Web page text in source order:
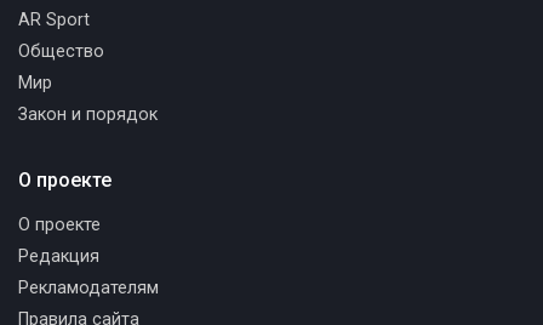
AR Sport
Общество
Мир
Закон и порядок
О проекте
О проекте
Редакция
Рекламодателям
Правила сайта